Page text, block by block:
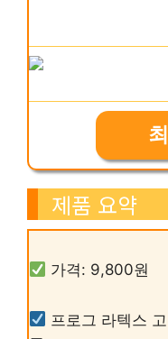
제품 요약
가격: 9,800원
프로그 라텍스